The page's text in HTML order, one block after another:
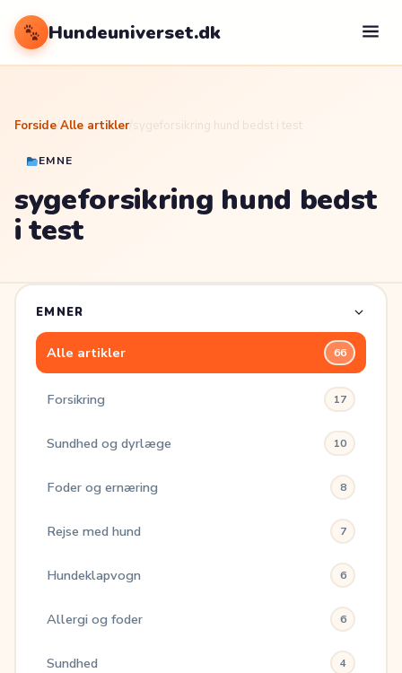
Hundeuniverset.dk
Forside Alle artikler/
EMNE
sygeforsikring hund bedst
i test
EMNER
Alle artikler 66
Forsikring 17
Sundhed og dyrlæge 10
Foder og ernæring 8
Rejse med hund 7
Hundeklapvogn 6
Allergi og foder 6
Sundhed 4